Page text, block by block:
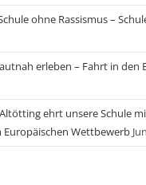
ohne Rassismus –
erleben – Fahrt in den
ehrt unsere Schule
Europäischen Wettbewerb